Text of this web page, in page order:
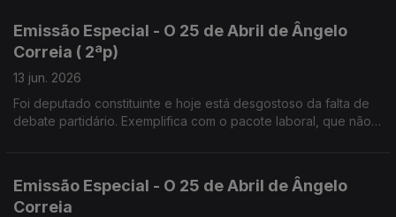
Emissão Especial - O 25 de Abril de Ângelo
Correia ( 2ªp)
13 jun. 2026
Foi deputado constituinte e hoje está desgostoso da falta de
debate partidário. Exemplifica com o pacote laboral, que não
Emissão Especial - O 25 de Abril de Ângelo
Correia